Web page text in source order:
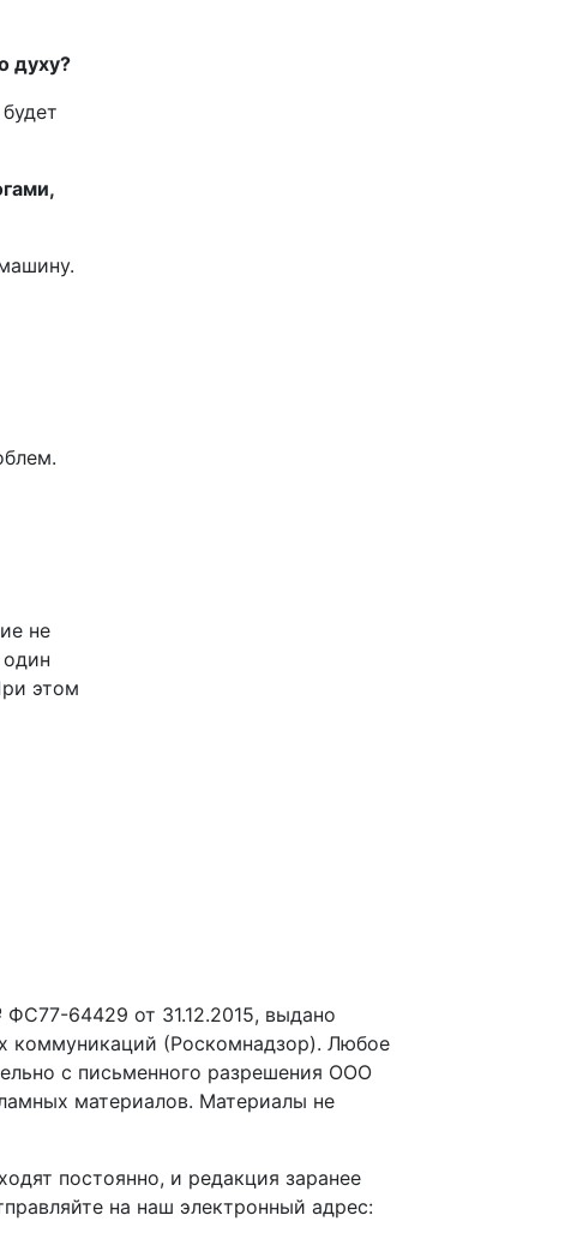
духу?
не
этом
64429 от 31.12.2015, выдано
коммуникаций (Роскомнадзор). Любое
с письменного разрешения ООО
материалов. Материалы не
постоянно, и редакция заранее
на наш электронный адрес: